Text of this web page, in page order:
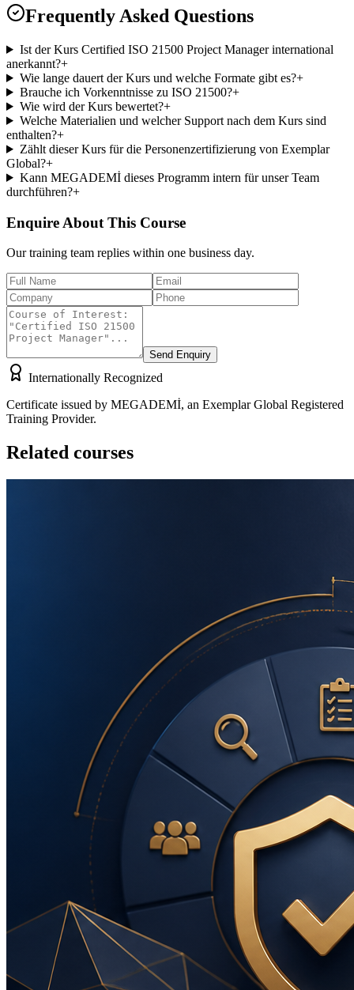
Frequently Asked Questions
Ist der Kurs Certified ISO 21500 Project Manager international
anerkannt?+
Wie lange dauert der Kurs und welche Formate gibt es?+
Brauche ich Vorkenntnisse zu ISO 21500?+
Wie wird der Kurs bewertet?+
Welche Materialien und welcher Support nach dem Kurs sind
enthalten?+
Zählt dieser Kurs für die Personenzertifizierung von Exemplar
Global?+
Kann MEGADEMİ dieses Programm intern für unser Team
durchführen?+
Enquire About This Course
Our training team replies within one business day.
Send Enquiry
Internationally Recognized
Certificate issued by MEGADEMİ, an Exemplar Global Registered
Training Provider.
Related courses